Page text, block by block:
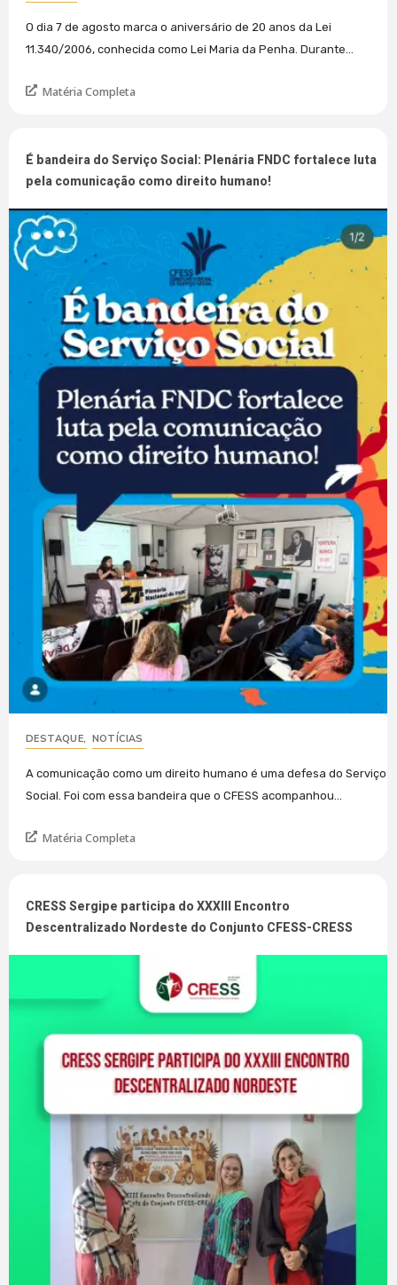
O dia 7 de agosto marca o aniversário de 20 anos da Lei
11.340/2006, conhecida como Lei Maria da Penha. Durante...
Matéria Completa
É bandeira do Serviço Social: Plenária FNDC fortalece luta
pela comunicação como direito humano!
DESTAQUE, NOTÍCIAS
A comunicação como um direito humano é uma defesa do Serviço
Social. Foi com essa bandeira que o CFESS acompanhou...
Matéria Completa
CRESS Sergipe participa do XXXIII Encontro
Descentralizado Nordeste do Conjunto CFESS-CRESS